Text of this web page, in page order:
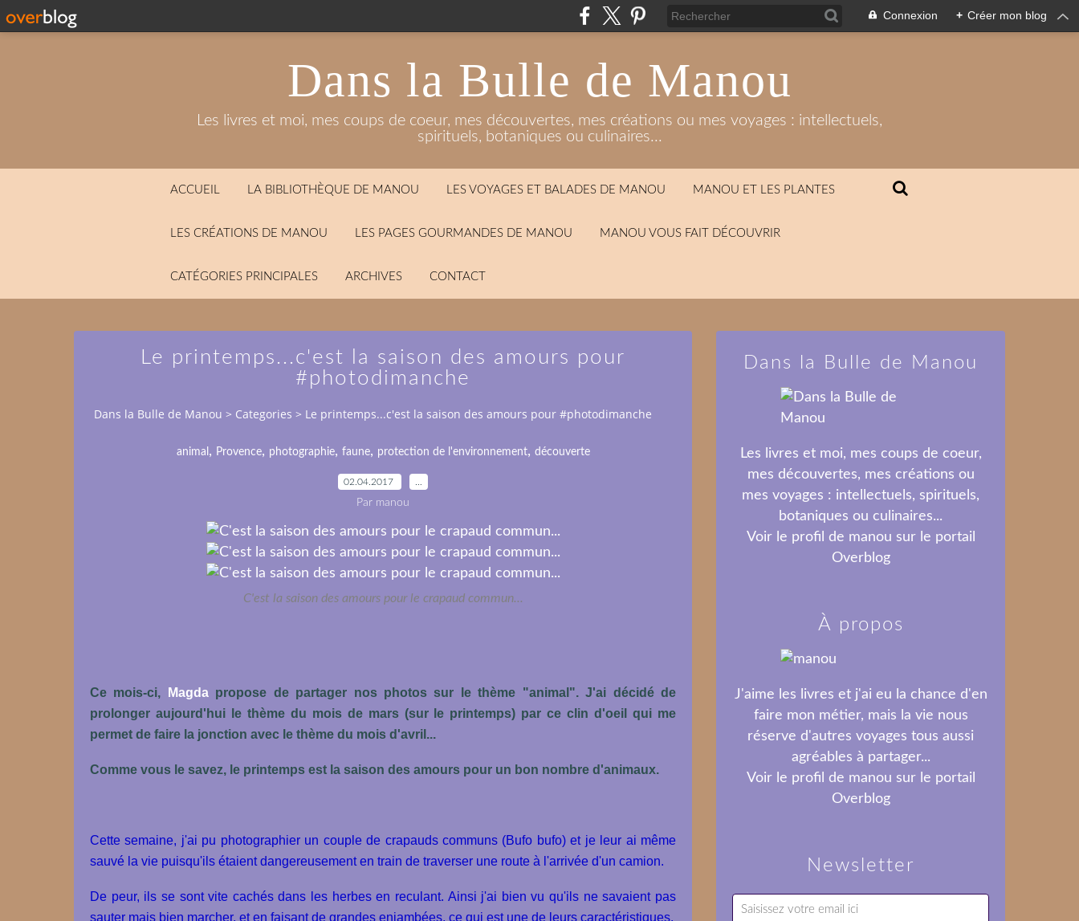
Connexion + Créer mon blog
Dans la Bulle de Manou
Les livres et moi, mes coups de coeur, mes découvertes, mes créations ou mes voyages : intellectuels,
spirituels, botaniques ou culinaires...
ACCUEIL LA BIBLIOTHÈQUE DE MANOU LES VOYAGES ET BALADES DE MANOU MANOU ET LES PLANTES
LES CRÉATIONS DE MANOU LES PAGES GOURMANDES DE MANOU MANOU VOUS FAIT DÉCOUVRIR
CATÉGORIES PRINCIPALES ARCHIVES CONTACT
Le printemps...c'est la saison des amours pour
#photodimanche
Dans la Bulle de Manou > Categories > Le printemps...c'est la saison des amours pour #photodimanche
animal , Provence, photographie, faune, protection de l'environnement, découverte
02.04.2017
Par manou
C'est la saison des amours pour le crapaud commun...
Ce mois-ci, Magda propose de partager nos photos sur le thème "animal". J'ai décidé de
prolonger aujourd'hui le thème du mois de mars (sur le printemps) par ce clin d'oeil qui me
permet de faire la jonction avec le thème du mois d'avril...
Comme vous le savez, le printemps est la saison des amours pour un bon nombre d'animaux.
Cette semaine, j'ai pu photographier un couple de crapauds communs (Bufo bufo) et je leur ai même
sauvé la vie puisqu'ils étaient dangereusement en train de traverser une route à l'arrivée d'un camion.
De peur, ils se sont vite cachés dans les herbes en reculant. Ainsi j'ai bien vu qu'ils ne savaient pas
sauter mais bien marcher, et en faisant de grandes enjambées, ce qui est une de leurs caractéristiques.
Newsletter
Dans la Bulle de Manou
Les livres et moi, mes coups de coeur,
mes découvertes, mes créations ou
mes voyages : intellectuels, spirituels,
botaniques ou culinaires...
Voir le profil de manou sur le portail
Overblog
À propos
J'aime les livres et j'ai eu la chance d'en
faire mon métier, mais la vie nous
réserve d'autres voyages tous aussi
agréables à partager...
Voir le profil de manou sur le portail
Overblog